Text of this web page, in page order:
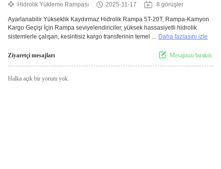
Hidrolik Yükleme Rampası
2025-11-17 8 görüşler
Ayarlanabilir Yükseklik Kaydırmaz Hidrolik Rampa 5T-20T, Rampa-Kamyon
Kargo Geçişi İçin Rampa seviyelendiriciler, yüksek hassasiyetli hidrolik
sistemlerle çalışan, kesintisiz kargo transferinin temel ... Daha fazlasını izle
Ziyaretçi mesajları Mesajınızı bırakın.
Halka açık bir yorum yok.